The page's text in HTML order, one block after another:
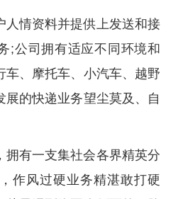
人情资料并提供上发送和接
;公司拥有适应不同环境和
车、摩托车、小汽车、越野
展的快递业务望尘莫及、自
拥有一支集社会各界精英分
作风过硬业务精湛敢打硬